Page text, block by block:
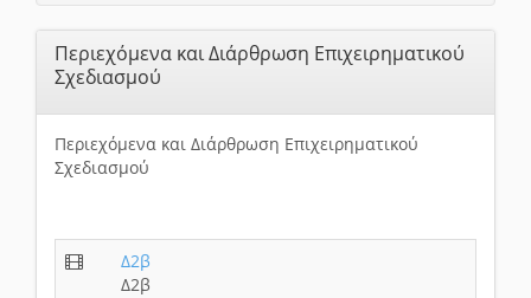
Περιεχόμενα και Διάρθρωση Επιχειρηματικού
Σχεδιασμού
Περιεχόμενα και Διάρθρωση Επιχειρηματικού
Σχεδιασμού
Δ2β
Δ2β